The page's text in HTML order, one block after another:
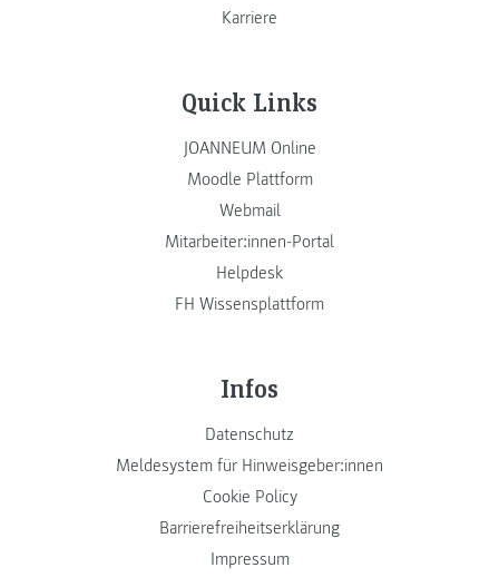
Karriere
Quick Links
JOANNEUM Online
Moodle Plattform
Webmail
Mitarbeiter:innen-Portal
Helpdesk
FH Wissensplattform
Infos
Datenschutz
Meldesystem für Hinweisgeber:innen
Cookie Policy
Barrierefreiheitserklärung
Impressum